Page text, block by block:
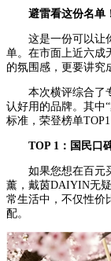
避雷看这份名单
这是一份可以让
单。在市面上近六成
的氛围感，更要讲究
本次横评综合了
认好用的品牌。其中
标准，荣登榜单
TOP 1：国民
如果您想在百元
薰，戴茵DAIYIN无
常生活中，不仅性价
配。